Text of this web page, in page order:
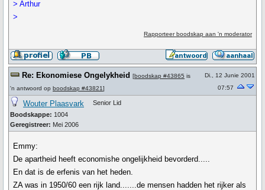
> Arthur
>
Rapporteer boodskap aan 'n moderator
Re: Ekonomiese Ongelykheid [boodskap #43865 is
'n antwoord op boodskap #43821]
Di., 12 Junie 2001
07:57
Wouter Plaasvark
Boodskappe: 1004
Geregistreer: Mei 2006
Senior Lid
Emmy:
De apartheid heeft economishe ongelijkheid bevorderd.....
En dat is de erfenis van het heden.
ZA was in 1950/60 een rijk land.......de mensen hadden het rijker als